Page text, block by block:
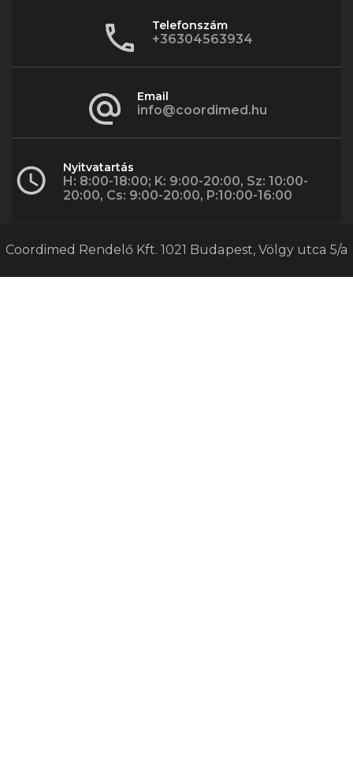
Telefonszám
+36304563934
Email
info@coordimed.hu
Nyitvatartás
H: 8:00-18:00; K: 9:00-20:00, Sz: 10:00-
20:00, Cs: 9:00-20:00, P:10:00-16:00
Coordimed Rendelő Kft. 1021 Budapest, Völgy utca 5/a